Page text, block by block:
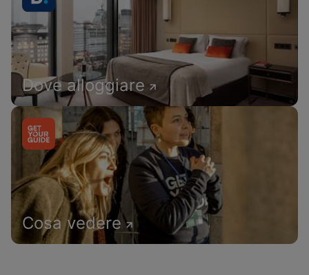
Dove alloggiare
Cosa vedere